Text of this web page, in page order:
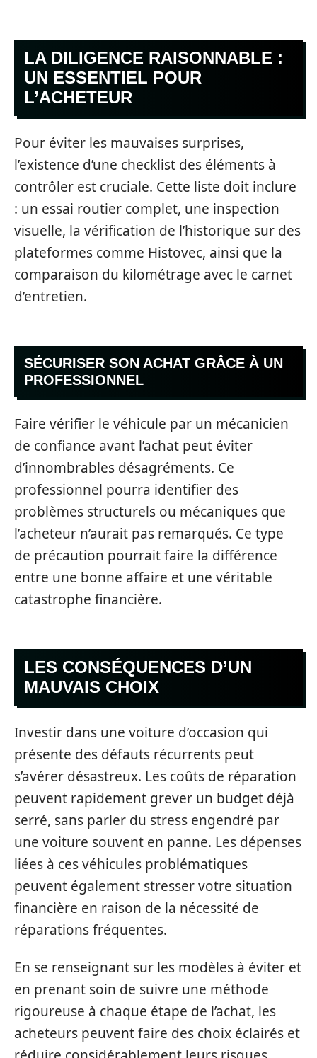
LA DILIGENCE RAISONNABLE :
UN ESSENTIEL POUR
L’ACHETEUR
Pour éviter les mauvaises surprises,
l’existence d’une checklist des éléments à
contrôler est cruciale. Cette liste doit inclure
: un essai routier complet, une inspection
visuelle, la vérification de l’historique sur des
plateformes comme Histovec, ainsi que la
comparaison du kilométrage avec le carnet
d’entretien.
SÉCURISER SON ACHAT GRÂCE À UN
PROFESSIONNEL
Faire vérifier le véhicule par un mécanicien
de confiance avant l’achat peut éviter
d’innombrables désagréments. Ce
professionnel pourra identifier des
problèmes structurels ou mécaniques que
l’acheteur n’aurait pas remarqués. Ce type
de précaution pourrait faire la différence
entre une bonne affaire et une véritable
catastrophe financière.
LES CONSÉQUENCES D’UN
MAUVAIS CHOIX
Investir dans une voiture d’occasion qui
présente des défauts récurrents peut
s’avérer désastreux. Les coûts de réparation
peuvent rapidement grever un budget déjà
serré, sans parler du stress engendré par
une voiture souvent en panne. Les dépenses
liées à ces véhicules problématiques
peuvent également stresser votre situation
financière en raison de la nécessité de
réparations fréquentes.
En se renseignant sur les modèles à éviter et
en prenant soin de suivre une méthode
rigoureuse à chaque étape de l’achat, les
acheteurs peuvent faire des choix éclairés et